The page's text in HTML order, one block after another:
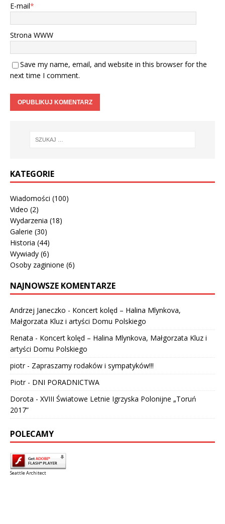
E-mail*
Strona WWW
Save my name, email, and website in this browser for the
next time I comment.
KATEGORIE
Wiadomości (100)
Video (2)
Wydarzenia (18)
Galerie (30)
Historia (44)
Wywiady (6)
Osoby zaginione (6)
NAJNOWSZE KOMENTARZE
Andrzej Janeczko - Koncert kolęd – Halina Mlynkova,
Małgorzata Kluz i artyści Domu Polskiego
Renata - Koncert kolęd – Halina Mlynkova, Małgorzata Kluz i
artyści Domu Polskiego
piotr- Zapraszamy rodaków i sympatyków!!!
Piotr- DNI PORADNICTWA
Dorota - XVIII Światowe Letnie Igrzyska Polonijne „Toruń
2017”
POLECAMY
Seattle Architect